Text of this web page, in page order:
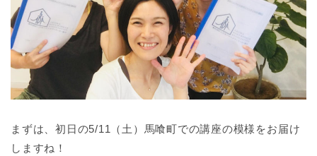
まずは、初日の5/11（土）馬喰町での講座の模様をお届け
しますね！